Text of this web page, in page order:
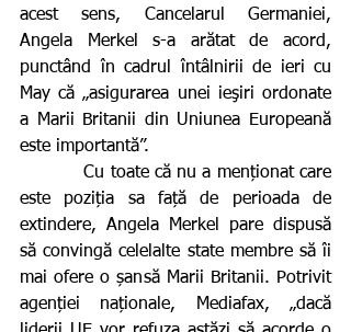
acest sens, Cancelarul Germaniei,
Angela Merkel s-a arătat de acord,
punctând în cadrul întâlnirii de ieri cu
May că „asigurarea unei ieşiri ordonate
a Marii Britanii din Uniunea Europeană
este importantă”.
           Cu toate că nu a menționat care
este poziția sa față de perioada de
extindere, Angela Merkel pare dispusă
să convingă celelalte state membre să îi
mai ofere o șansă Marii Britanii. Potrivit
agenției naționale, Mediafax, „dacă